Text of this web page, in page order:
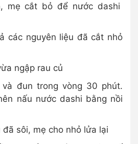
mẹ cắt bỏ để nước dashi
các nguyên liệu đã cắt nhỏ
ngập rau củ
đun trong vòng 30 phút.
nấu nước dashi bằng nồi
đã sôi, mẹ cho nhỏ lửa lại